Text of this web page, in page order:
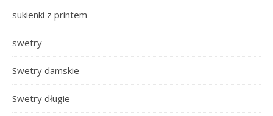
sukienki z printem
swetry
Swetry damskie
Swetry długie